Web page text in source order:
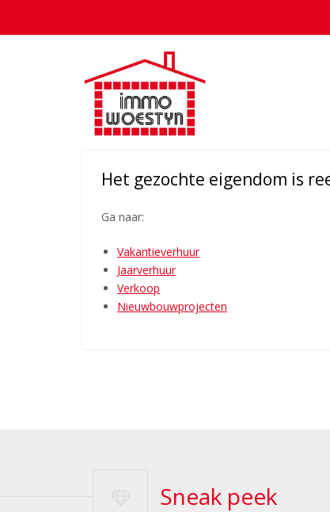
Het gezochte eigendom is
Ga naar:
Vakantieverhuur
Jaarverhuur
Verkoop
Nieuwbouwprojecten
Sneak peek